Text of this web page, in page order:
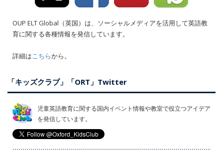
OUP ELT Global（英国）は、ソーシャルメディアを活用して英語教
育に関する各種情報を発信しています。
詳細はこちらから。
「キッズクラブ」「ORT」Twitter
児童英語教育に関する国内イベント情報や教室で役立つアイデア
を発信しています。